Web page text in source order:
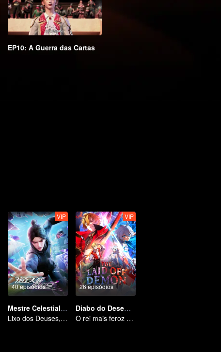
EP10: A Guerra das Cartas
40 episódios
VIP
Mestre Celestial do Ferro Velho
Lixo dos Deuses, Matando os Inimigos do Céu
26 episódios
VIP
Diabo do Desemprego
O rei mais feroz do mundo demoníaco